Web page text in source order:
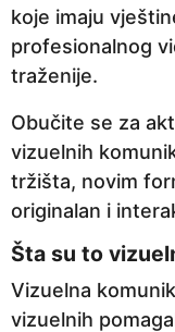
i
j
e
koje imaju
profesionalnog
traženije.
Obučite se za
vizuelnih
tržišta, novim
originalan i
Šta su to
Vizuelna
vizuelnih